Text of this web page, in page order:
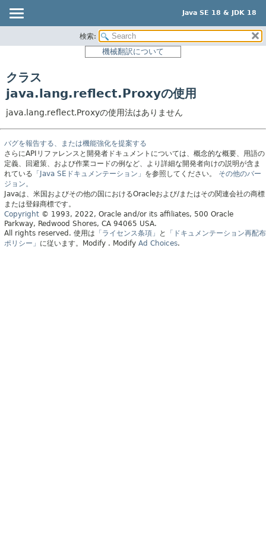
Java SE 18 & JDK 18
パッケージ
クラス
使用
ツリー
プレビュー
新規
非推奨
索引
ヘルプ
検索:
機械翻訳について
クラス
java.lang.reflect.Proxyの使用
java.lang.reflect.Proxyの使用法はありません
バグを報告する、または機能強化を提案する
さらにAPIリファレンスと開発者ドキュメントについては、概念的な概要、用語の
定義、回避策、および作業コードの例など、より詳細な開発者向けの説明が含ま
れている 「Java SEドキュメンテーション」 を参照してください。
その他のバー
ジョン。
Javaは、米国およびその他の国におけるOracleおよび/またはその関連会社の商標
または登録商標です。
Copyright © 1993, 2022, Oracle and/or its affiliates, 500 Oracle
Parkway, Redwood Shores, CA 94065 USA.
All rights reserved. 使用は 「ライセンス条項」 と
「ドキュメンテーション再配布
ポリシー」 に従います。 Modify . Modify Ad Choices.